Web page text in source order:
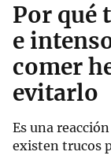
Por qué
e
comer
evitarlo
Es una
existen trucos